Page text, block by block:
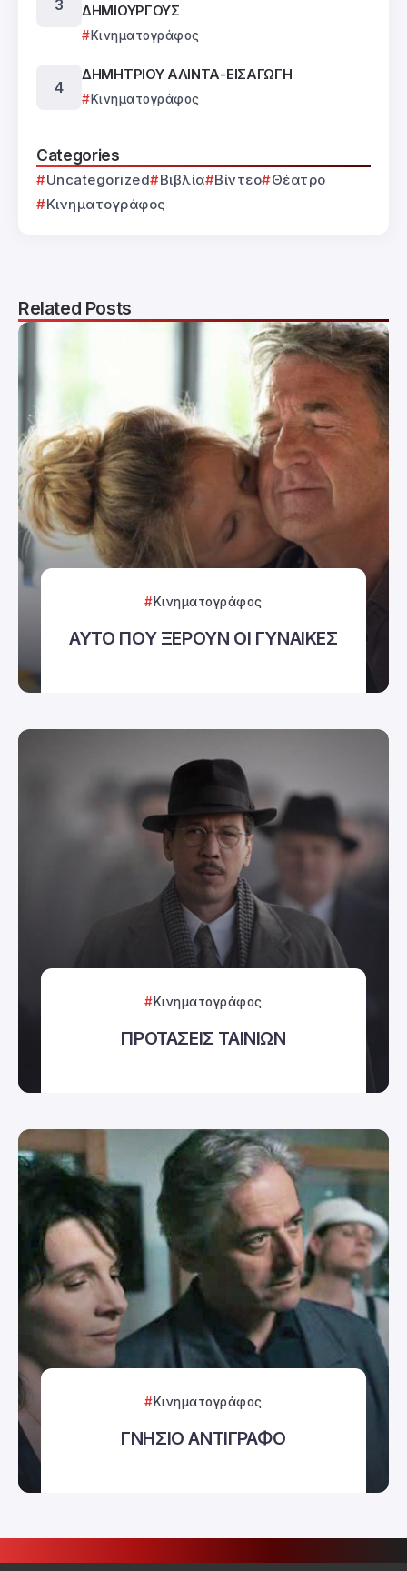
ΔΗΜΙΟΥΡΓΟΥΣ
Κινηματογράφος
ΔΗΜΗΤΡΙΟΥ ΑΛΙΝΤΑ-ΕΙΣΑΓΩΓΗ
Κινηματογράφος
Categories
Uncategorized Βιβλία Βίντεο
Θέατρο
Κινηματογράφος
Related Posts
Κινηματογράφος
ΑΥΤΟ ΠΟΥ ΞΕΡΟΥΝ ΟΙ ΓΥΝΑΙΚΕΣ
Κινηματογράφος
ΠΡΟΤΑΣΕΙΣ ΤΑΙΝΙΩΝ
Κινηματογράφος
ΓΝΗΣΙΟ ΑΝΤΙΓΡΑΦΟ